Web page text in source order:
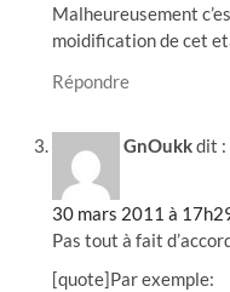
Malheureusement
moidification de cet
Répondre
GnOukkdit :
30 mars 2011 à
Pas tout à fait
[quote]Par exemple: